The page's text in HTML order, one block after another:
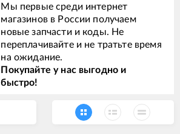
Мы первые среди интернет
магазинов в России получаем
новые запчасти и коды. Не
переплачивайте и не тратьте время
на ожидание.
Покупайте у нас выгодно и
быстро!